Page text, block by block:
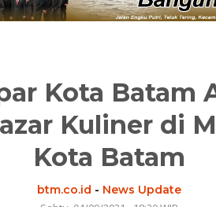
Kota Batam
Kuliner di
Kota Batam
btm.co.id - News Update